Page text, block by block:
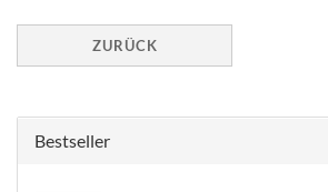
ZURÜCK
Bestseller